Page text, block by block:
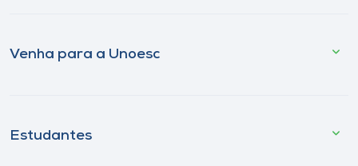
Venha para a Unoesc
Estudantes